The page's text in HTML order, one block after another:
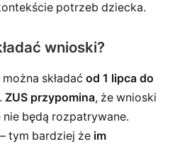
potrzeb dziecka.
wnioski?
składać od 1 lipca do
. ZUS przypomina, że wnioski
będą rozpatrywane.
tym bardziej że im